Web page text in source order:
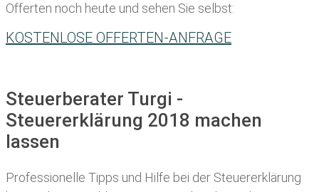
Offerten noch heute und sehen Sie selbst:
KOSTENLOSE OFFERTEN-ANFRAGE
Steuerberater Turgi -
Steuererklärung 2018 machen
lassen
Professionelle Tipps und Hilfe bei der Steuererklärung